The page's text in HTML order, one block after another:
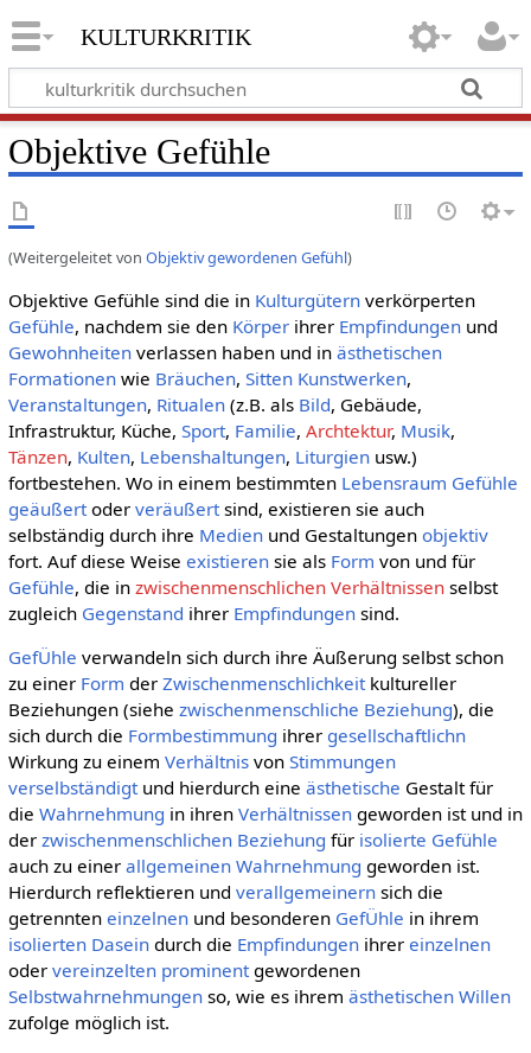
kulturkritik
Objektive Gefühle
(Weitergeleitet von Objektiv gewordenen Gefühl)
Objektive Gefühle sind die in Kulturgüternverkörperten
Gefühle, nachdem sie den Körperihrer Empfindungenund
Gewohnheitenverlassen haben und in ästhetischen
Formationenwie Bräuchen, Sitten Kunstwerken,
Veranstaltungen, Ritualen(z.B. als Bild, Gebäude,
Infrastruktur, Küche, Sport, Familie, Archtektur, Musik,
Tänzen, Kulten, Lebenshaltungen, Liturgienusw.)
fortbestehen. Wo in einem bestimmten Lebensraum Gefühle
geäußertoder veräußertsind, existieren sie auch
selbständig durch ihre Medienund Gestaltungen objektiv
fort. Auf diese Weise existierensie als Form von und für
Gefühle, die in zwischenmenschlichen Verhältnissenselbst
zugleich Gegenstand ihrer Empfindungensind.
GefÜhle verwandeln sich durch ihre Äußerung selbst schon
zu einer Form der Zwischenmenschlichkeitkultureller
Beziehungen (siehe zwischenmenschliche Beziehung), die
sich durch die Formbestimmung ihrer gesellschaftlichn
Wirkung zu einem Verhältnisvon Stimmungen
verselbständigtund hierdurch eine ästhetische Gestalt für
die Wahrnehmung in ihren Verhältnissengeworden ist und in
der zwischenmenschlichen Beziehung für isolierte Gefühle
auch zu einer allgemeinen Wahrnehmung geworden ist.
Hierdurch reflektieren und verallgemeinernsich die
getrennten einzelnenund besonderen GefÜhle in ihrem
isolierten Daseindurch die Empfindungenihrer einzelnen
oder vereinzelten prominentgewordenen
Selbstwahrnehmungenso, wie es ihrem ästhetischen Willen
zufolge möglich ist.